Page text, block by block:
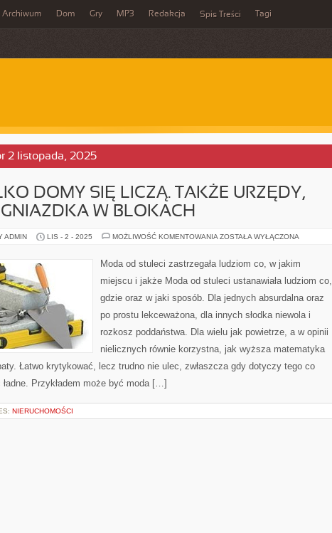
Archiwum Dom Gry MP3 Redakcja Spis Treści Tagi
2 listopada, 2025
DOMY SIĘ LICZĄ. TAKŻE URZĘDY,
GNIAZDKA W BLOKACH
ADMIN LIS - 2 - 2025 MOŻLIWOŚĆ KOMENTOWANIA NIE
SIĘ
LICZĄ.
URZĘDY,
GNIAZDKA
BLOKACH
ZOSTAŁA WYŁĄCZONA
Moda od stuleci zastrzegała ludziom co, w jakim
miejscu i jakże Moda od stuleci ustanawiała ludziom co,
gdzie oraz w jaki sposób. Dla jednych absurdalna oraz
po prostu lekceważona, dla innych słodka niewola i
rozkosz poddaństwa. Dla wielu jak powietrze, a w opinii
nielicznych równie korzystna, jak wyższa matematyka
Łatwo krytykować, lecz trudno nie ulec, zwłaszcza gdy dotyczy tego co
Przykładem może być moda […]
NIERUCHOMOŚCI